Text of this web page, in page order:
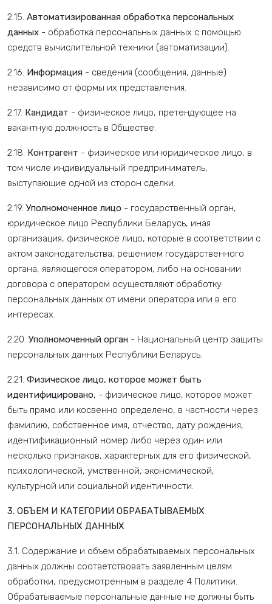
2.15. Автоматизированная обработка персональных
данных - обработка персональных данных с помощью
средств вычислительной техники (автоматизации).
2.16. Информация - сведения (сообщения, данные)
независимо от формы их представления.
2.17. Кандидат - физическое лицо, претендующее на
вакантную должность в Обществе.
2.18. Контрагент - физическое или юридическое лицо, в
том числе индивидуальный предприниматель,
выступающие одной из сторон сделки.
2.19.Уполномоченное лицо - государственный орган,
юридическое лицо Республики Беларусь, иная
организация, физическое лицо, которые в соответствии с
актом законодательства, решением государственного
органа, являющегося оператором, либо на основании
договора с оператором осуществляют обработку
персональных данных от имени оператора или в его
интересах.
2.20.Уполномоченный орган - Национальный центр защиты
персональных данных Республики Беларусь.
2.21. Физическое лицо, которое может быть
идентифицировано, - физическое лицо, которое может
быть прямо или косвенно определено, в частности через
фамилию, собственное имя, отчество, дату рождения,
идентификационный номер либо через один или
несколько признаков, характерных для его физической,
психологической, умственной, экономической,
культурной или социальной идентичности.
3. ОБЪЕМ И КАТЕГОРИИ ОБРАБАТЫВАЕМЫХ
ПЕРСОНАЛЬНЫХ ДАННЫХ
3.1. Содержание и объем обрабатываемых персональных
данных должны соответствовать заявленным целям
обработки, предусмотренным в разделе 4 Политики.
Обрабатываемые персональные данные не должны быть